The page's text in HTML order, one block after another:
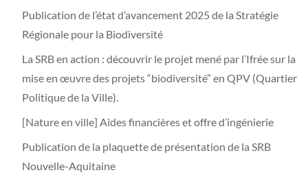
Publication de l’état d’avancement 2025 de la Stratégie
Régionale pour la Biodiversité
La SRB en action : découvrir le projet mené par l’Ifrée sur la
mise en œuvre des projets “biodiversité” en QPV (Quartier
Politique de la Ville).
[Nature en ville] Aides financières et offre d’ingénierie
Publication de la plaquette de présentation de la SRB
Nouvelle-Aquitaine